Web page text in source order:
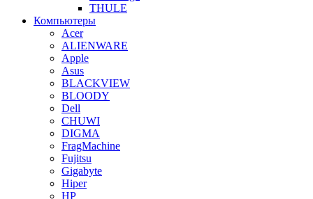
THULE
Компьютеры
Acer
ALIENWARE
Apple
Asus
BLACKVIEW
BLOODY
Dell
CHUWI
DIGMA
FragMachine
Fujitsu
Gigabyte
Hiper
HP